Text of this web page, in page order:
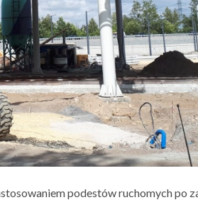
podestów ruchomych po